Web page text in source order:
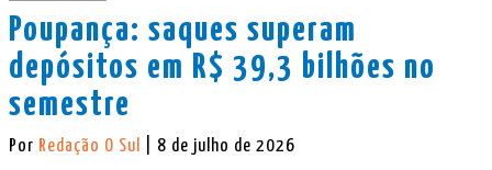
Poupança: saques superam
depósitos em R$ 39,3 bilhões no
semestre
Por Redação O Sul | 8 de julho de 2026